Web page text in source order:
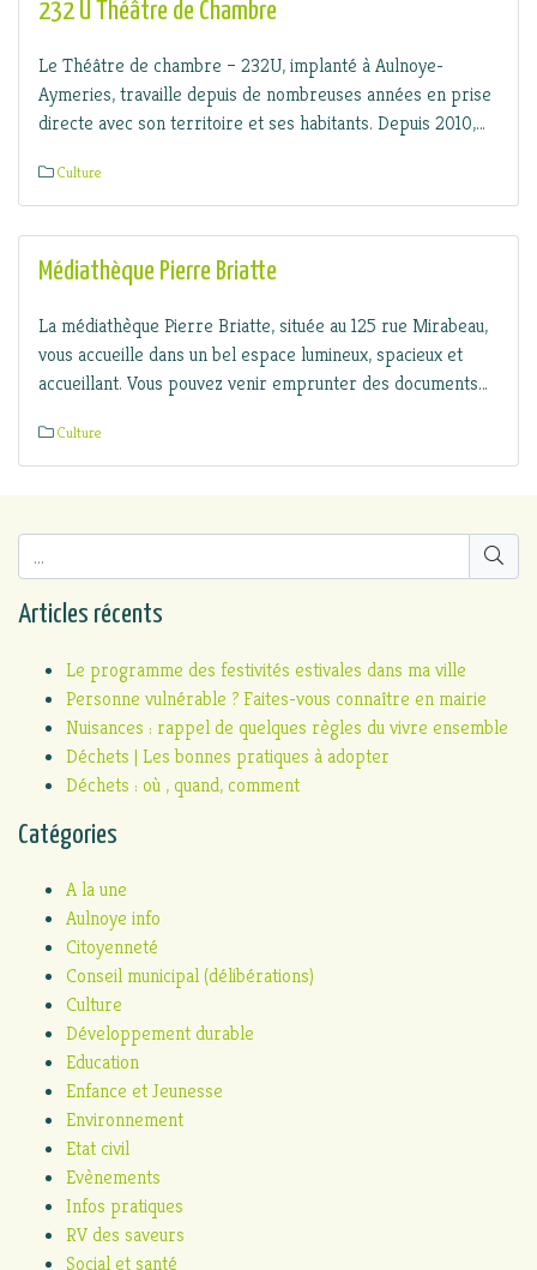
232 U Théâtre de Chambre
Le Théâtre de chambre – 232U, implanté à Aulnoye-
Aymeries, travaille depuis de nombreuses années en prise
directe avec son territoire et ses habitants. Depuis 2010,…
Culture
Médiathèque Pierre Briatte
La médiathèque Pierre Briatte, située au 125 rue Mirabeau,
vous accueille dans un bel espace lumineux, spacieux et
accueillant. Vous pouvez venir emprunter des documents…
Culture
Articles récents
Le programme des festivités estivales dans ma ville
Personne vulnérable ? Faites-vous connaître en mairie
Nuisances : rappel de quelques règles du vivre ensemble
Déchets | Les bonnes pratiques à adopter
Déchets : où , quand, comment
Catégories
A la une
Aulnoye info
Citoyenneté
Conseil municipal (délibérations)
Culture
Développement durable
Education
Enfance et Jeunesse
Environnement
Etat civil
Evènements
Infos pratiques
RV des saveurs
Social et santé